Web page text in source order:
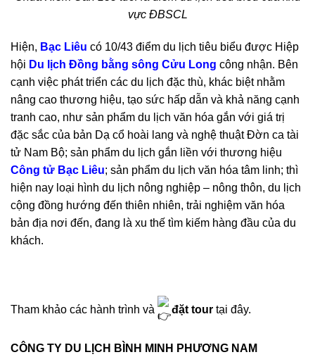
vực ĐBSCL
Hiện, Bạc Liêu có 10/43 điểm du lịch tiêu biểu được Hiệp
hội Du lịch Đồng bằng sông Cửu Long công nhận. Bên
cạnh việc phát triển các du lịch đặc thù, khác biệt nhằm
nâng cao thương hiệu, tạo sức hấp dẫn và khả năng cạnh
tranh cao, như sản phẩm du lịch văn hóa gắn với giá trị
đặc sắc của bản Dạ cổ hoài lang và nghệ thuật Đờn ca tài
tử Nam Bộ; sản phẩm du lịch gắn liền với thương hiệu
Công tử Bạc Liêu; sản phẩm du lịch văn hóa tâm linh; thì
hiện nay loại hình du lịch nông nghiệp – nông thôn, du lịch
cộng đồng hướng đến thiên nhiên, trải nghiệm văn hóa
bản địa nơi đến, đang là xu thế tìm kiếm hàng đầu của du
khách.
Tham khảo các hành trình và đặt tour tại đây.
CÔNG TY DU LỊCH BÌNH MINH PHƯƠNG NAM